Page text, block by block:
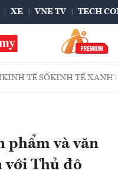
XE VNE TV TECH
KINH TẾ SỐKINH TẾ XANH
phẩm và văn
với Thủ đô